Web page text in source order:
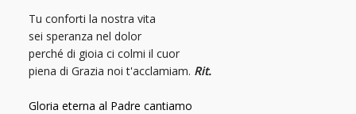
Tu conforti la nostra vita
sei speranza nel dolor
perché di gioia ci colmi il cuor
piena di Grazia noi t'acclamiam. Rit.
Gloria eterna al Padre cantiamo